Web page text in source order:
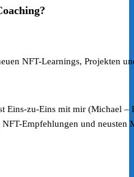
NFT-Learnings, Projekten
Eins-zu-Eins mit mir (Michael –
Empfehlungen und neusten